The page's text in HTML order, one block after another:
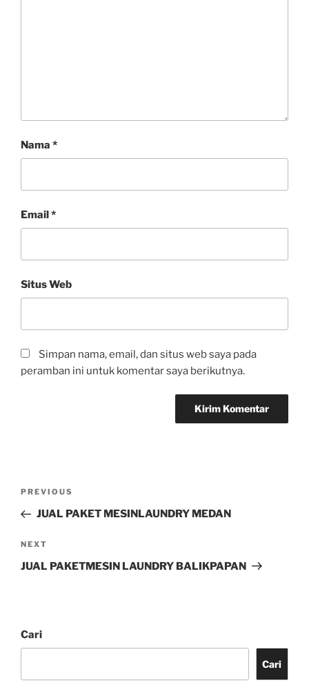
Nama *
Email*
Situs Web
Simpan nama, email, dan situs web saya pada
peramban ini untuk komentar saya berikutnya.
PREVIOUS
JUAL PAKET MESINLAUNDRY MEDAN
NEXT
JUAL PAKETMESIN LAUNDRY BALIKPAPAN
Cari
Cari